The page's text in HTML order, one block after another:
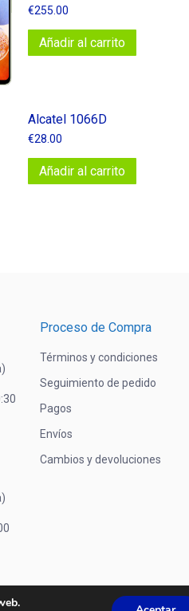
€255.00
Añadir al carrito
Alcatel 1066D
€28.00
Añadir al carrito
Proceso de Compra
Términos y condiciones
Seguimiento de pedido
Pagos
Envíos
Cambios y devoluciones